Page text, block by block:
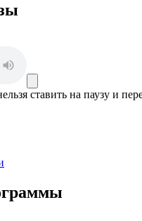
ставить на паузу и